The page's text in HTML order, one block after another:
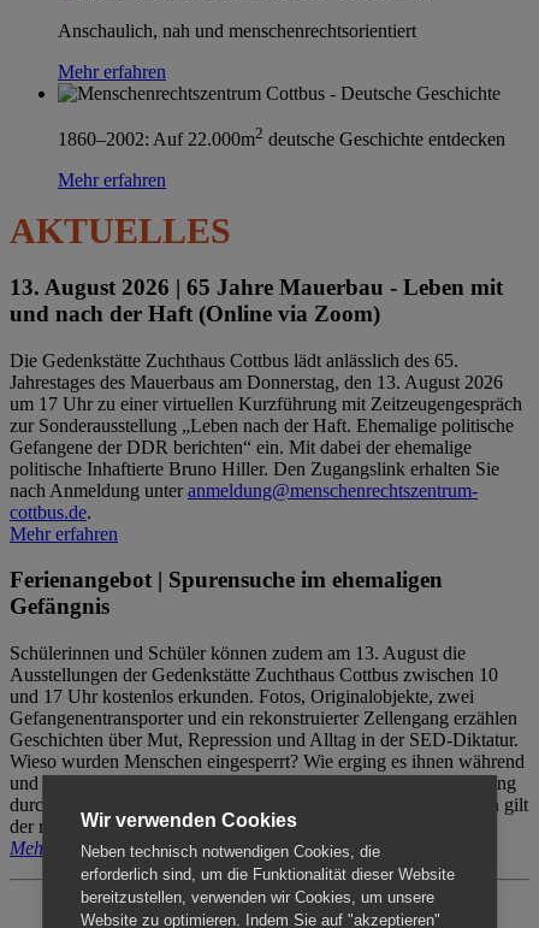
Anschaulich, nah und menschenrechtsorientiert
Mehr erfahren
1860–2002: Auf 22.000m2 deutsche Geschichte entdecken
Mehr erfahren
AKTUELLES
13. August 2026 | 65 Jahre Mauerbau - Leben mit
und nach der Haft (Online via Zoom)
Die Gedenkstätte Zuchthaus Cottbus lädt anlässlich des 65.
Jahrestages des Mauerbaus am Donnerstag, den 13. August 2026
um 17 Uhr zu einer virtuellen Kurzführung mit Zeitzeugengespräch
zur Sonderausstellung „Leben nach der Haft. Ehemalige politische
Gefangene der DDR berichten“ ein. Mit dabei der ehemalige
politische Inhaftierte Bruno Hiller. Den Zugangslink erhalten Sie
nach Anmeldung unteranmeldung@menschenrechtszentrum-
cottbus.de.
Mehr erfahren
Ferienangebot | Spurensuche im ehemaligen
Gefängnis
Schülerinnen und Schüler können zudem am 13. August die
Ausstellungen der Gedenkstätte Zuchthaus Cottbus zwischen 10
und 17 Uhr kostenlos erkunden. Fotos, Originalobjekte, zwei
Gefangenentransporter und ein rekonstruierter Zellengang erzählen
Geschichten über Mut, Repression und Alltag in der SED-Diktatur.
Wieso wurden Menschen eingesperrt? Wie erging es ihnen während
und nach der Haft? Der Besuch erfolgt individuell ohne Betreuung
durch das Menschenrechtszentrum Cottbus. Für Begleitpersonen gilt
der reguläre Eintritt (8€ / ermäßigt 5€).
Mehr erfahren
Wir verwenden Cookies
Neben technisch notwendigen Cookies, die
erforderlich sind, um die Funktionalität dieser Website
bereitzustellen, verwenden wir Cookies, um unsere
Website zu optimieren. Indem Sie auf "akzeptieren"